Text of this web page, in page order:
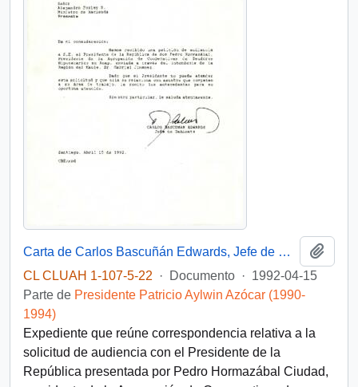
Carta de Carlos Bascuñán Edwards, Jefe de Gabinete Presidencial, a Alejandro Foxley Ríoseco, Ministro de Hacienda, sobre solicitud de audiencia de la Agrupación de Cooperativas de Deudores Hipotecarios ex ANAP
CL CLUAH 1-107-5-22
· Documento · 1992-04-15
Parte de Presidente Patricio Aylwin Azócar (1990-
1994)
Expediente que reúne correspondencia relativa a la
solicitud de audiencia con el Presidente de la
República presentada por Pedro Hormazábal Ciudad,